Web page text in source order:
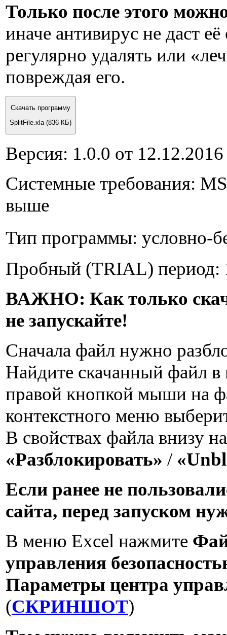
Только после этого
иначе антивирус не даст
регулярно удалять или
повреждая его.
Скачать программу
SplitFile.xla (836 КБ)
Версия: 1.0.0 от 12.12.2016
Системные требования:
выше
Тип программы: условно-
Пробный (TRIAL) период:
ВАЖНО: Как только
не запускайте!
Сначала файл нужно
Найдите скачанный файл в
правой кнопкой мыши на
контекстного меню
В свойствах файла внизу
«Разблокировать» /
Если ранее не
сайта, перед запуском
В меню Excel нажмите
управления
Параметры центра
(СКРИНШОТ)